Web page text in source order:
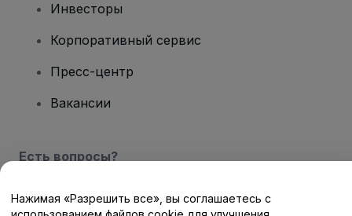
Инвесторы
Корпоративный сервис
Пресс-центр
Вакансии
Есть вопросы?
Центр помощи / Свяжитесь с нами
Нажимая «Разрешить все», вы соглашаетесь с